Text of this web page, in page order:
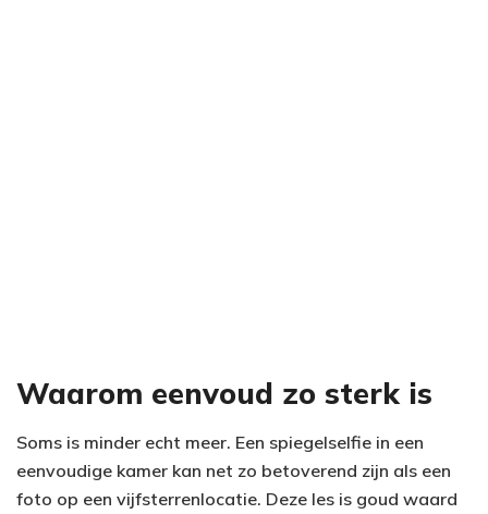
Waarom eenvoud zo sterk is
Soms is minder echt meer. Een spiegelselfie in een
eenvoudige kamer kan net zo betoverend zijn als een
foto op een vijfsterrenlocatie. Deze les is goud waard